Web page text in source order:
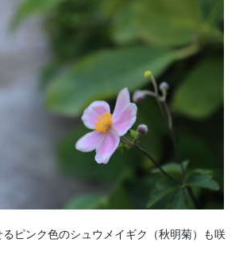
ピンク色のシュウメイギク（秋明菊）も咲